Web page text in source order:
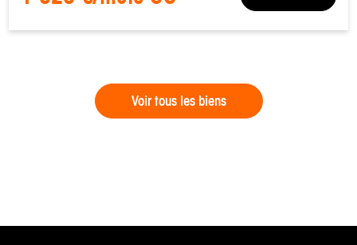
Voir tous les biens